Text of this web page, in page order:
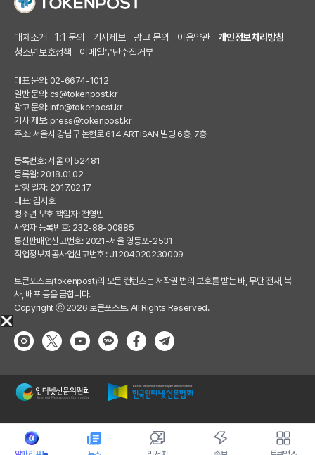
매체소개 1:1 문의 기사제보 광고 문의 이용약관
개인정보처리방침
청소년보호정책
이메일무단수집거부
대표 문의: 02-6674-1012
일반 문의: cs@tokenpost.kr
광고 문의: info@tokenpost.kr
기사 제보: press@tokenpost.kr
주소: 서울시 강남구 논현로 614 ARTISAN 빌딩 6층, 7층
등록번호: 서울 아 52481
등록일: 2018.01.02
발행 일자: 2017.02.17
대표: 김지호
청소년 보호 책임자: 전영빈
사업자 등록번호: 232-88-00885
통신판매업신고번호: 2021-서울 영등포-2531
직업정보제공사업신고번호 : J1204020230009
토큰포스트(tokenpost)의 모든 컨텐츠는 저작권 법의 보호를 받는 바, 무단 전재, 복
사, 배포 등을 금합니다.
Copyright ⓒ 2026 토큰포스트. All Rights Reserved.